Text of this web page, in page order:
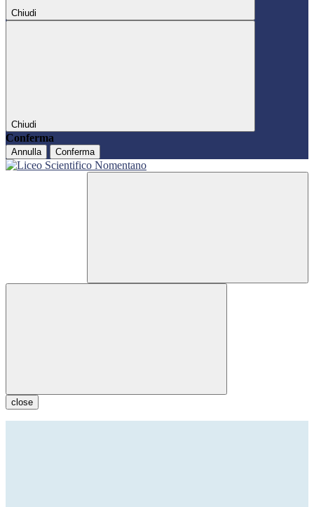
Chiudi
Chiudi
Conferma
Annulla Conferma
close